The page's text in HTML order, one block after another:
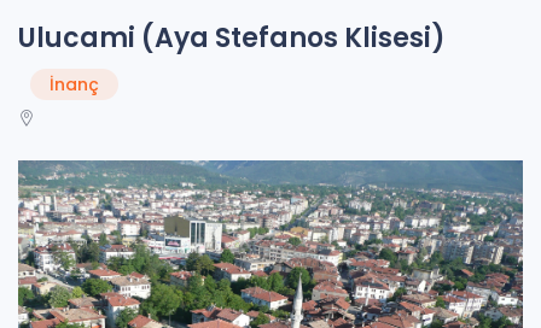
Ulucami (Aya Stefanos Klisesi)
İnanç